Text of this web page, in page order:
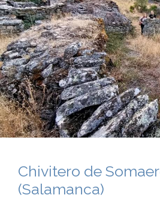
Chivitero de
(Salamanca)